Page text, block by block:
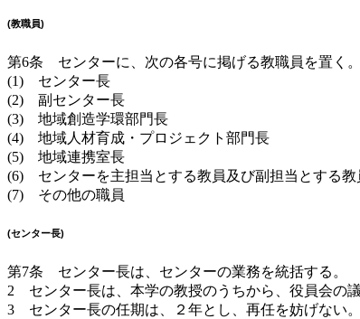
(教職員)
第6条 センターに、次の各号に掲げる教職員を置く。
(1) センター長
(2) 副センター長
(3) 地域創造学環部門長
(4) 地域人材育成・プロジェクト部門長
(5) 地域連携室長
(6) センターを主担当とする教員及び副担当とする教
(7) その他の職員
(センター長)
第7条 センター長は、センターの業務を統括する。
2 センター長は、本学の教授のうちから、役員会の
3 センター長の任期は、２年とし、再任を妨げない